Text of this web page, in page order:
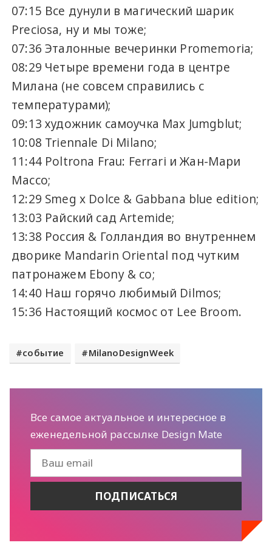
07:15 Все дунули в магический шарик
Preciosa, ну и мы тоже;
07:36 Эталонные вечеринки Promemoria;
08:29 Четыре времени года в центре
Милана (не совсем справились с
температурами);
09:13 художник самоучка Max Jumgblut;
10:08 Triennale Di Milano;
11:44 Poltrona Frau: Ferrari и Жан-Мари
Массо;
12:29 Smeg x Dolce & Gabbana blue edition;
13:03 Райский сад Artemide;
13:38 Россия & Голландия во внутреннем
дворике Mandarin Oriental под чутким
патронажем Ebony & co;
14:40 Наш горячо любимый Dilmos;
15:36 Настоящий космос от Lee Broom.
событие MilanoDesignWeek
Все самое актуальное и интересное в
еженедельной рассылке Design Mate